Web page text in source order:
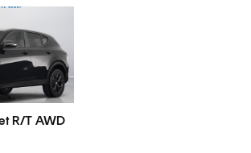
R/T AWD